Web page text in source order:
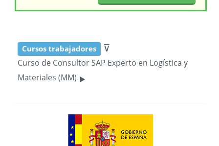
Cursos trabajadores ⊽
Curso de Consultor SAP Experto en Logística y
Materiales (MM) ‣